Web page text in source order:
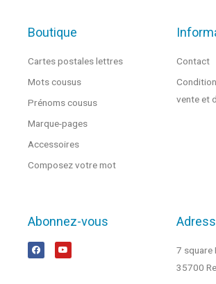
Boutique
Cartes postales lettres
Mots cousus
Prénoms cousus
Marque-pages
Accessoires
Composez votre mot
Contact
vente et
Abonnez-vous
7 square
35700